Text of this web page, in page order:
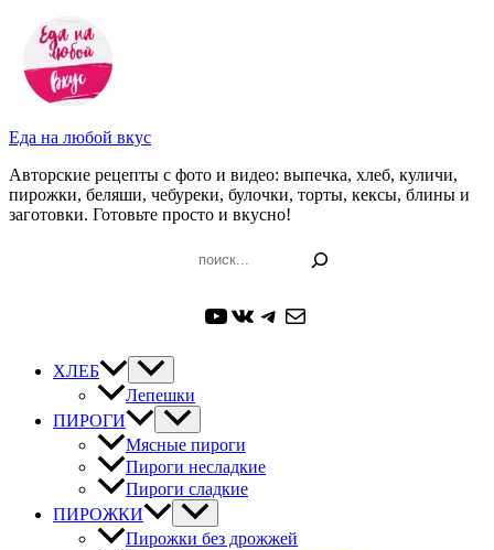
Перейти
содержимому
Еда на любой вкус
Авторские рецепты с фото и видео: выпечка, хлеб, куличи,
пирожки, беляши, чебуреки, булочки, торты, кексы, блины и
заготовки. Готовьте просто и вкусно!
YouTube
ВКонтакте
Telegram
Почта
ХЛЕБ
Лепешки
ПИРОГИ
Мясные пироги
Пироги несладкие
Пироги сладкие
ПИРОЖКИ
Пирожки без дрожжей